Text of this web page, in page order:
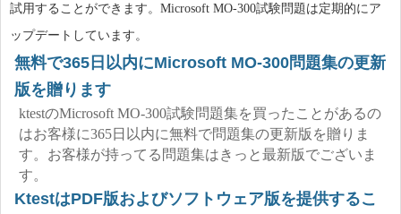
試用することができます。Microsoft MO-300試験問題は定期的にア
ップデートしています。
無料で365日以内にMicrosoft MO-300問題集の更新
版を贈ります
ktestのMicrosoft MO-300試験問題集を買ったことがあるの
はお客様に365日以内に無料で問題集の更新版を贈りま
す。お客様が持ってる問題集はきっと最新版でございま
す。
KtestはPDF版およびソフトウェア版を提供するこ